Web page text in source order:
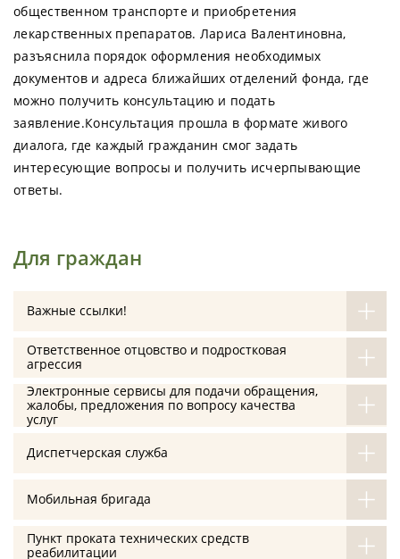
общественном транспорте и приобретения
лекарственных препаратов. Лариса Валентиновна,
разъяснила порядок оформления необходимых
документов и адреса ближайших отделений фонда, где
можно получить консультацию и подать
заявление.Консультация прошла в формате живого
диалога, где каждый гражданин смог задать
интересующие вопросы и получить исчерпывающие
ответы.
Для граждан
Важные ссылки!
Ответственное отцовство и подростковая
агрессия
Электронные сервисы для подачи обращения,
жалобы, предложения по вопросу качества
услуг
Диспетчерская служба
Мобильная бригада
Пункт проката технических средств
реабилитации